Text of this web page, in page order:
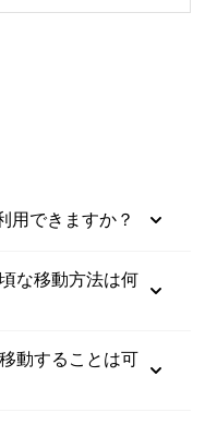
用できますか？
な移動方法は何
動することは可